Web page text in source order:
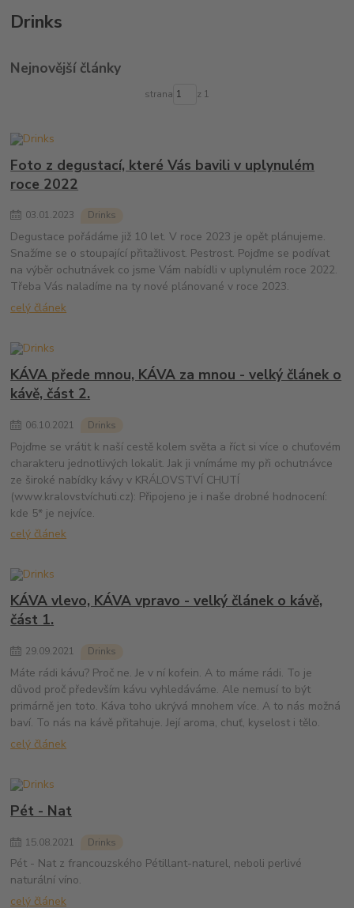
Drinks
Nejnovější články
strana z 1
Foto z degustací, které Vás bavili v uplynulém
roce 2022
03.01.2023 Drinks
Degustace pořádáme již 10 let. V roce 2023 je opět plánujeme.
Snažíme se o stoupající přitažlivost. Pestrost. Pojďme se podívat
na výběr ochutnávek co jsme Vám nabídli v uplynulém roce 2022.
Třeba Vás naladíme na ty nové plánované v roce 2023.
celý článek
KÁVA přede mnou, KÁVA za mnou - velký článek o
kávě, část 2.
06.10.2021 Drinks
Pojďme se vrátit k naší cestě kolem světa a říct si více o chuťovém
charakteru jednotlivých lokalit. Jak ji vnímáme my při ochutnávce
ze široké nabídky kávy v KRÁLOVSTVÍ CHUTÍ
(www.kralovstvíchuti.cz): Připojeno je i naše drobné hodnocení:
kde 5* je nejvíce.
celý článek
KÁVA vlevo, KÁVA vpravo - velký článek o kávě,
část 1.
29.09.2021 Drinks
Máte rádi kávu? Proč ne. Je v ní kofein. A to máme rádi. To je
důvod proč především kávu vyhledáváme. Ale nemusí to být
primárně jen toto. Káva toho ukrývá mnohem více. A to nás možná
baví. To nás na kávě přitahuje. Její aroma, chuť, kyselost i tělo.
celý článek
Pét - Nat
15.08.2021 Drinks
Pét - Nat z francouzského Pétillant-naturel, neboli perlivé
naturální víno.
celý článek